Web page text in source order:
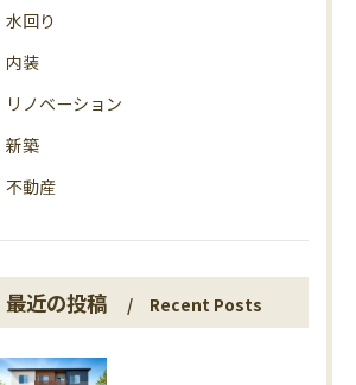
水回り
内装
リノベーション
新築
不動産
最近の投稿 Recent Posts